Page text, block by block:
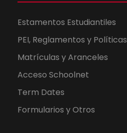
Estamentos Estudiantiles
PEI, Reglamentos y Políticas
Matrículas y Aranceles
Acceso Schoolnet
Term Dates
Formularios y Otros